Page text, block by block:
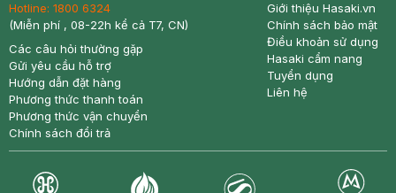
Hotline: 1800 6324
(Miễn phí , 08-22h kể cả T7, CN)
Các câu hỏi thường gặp
Gửi yêu cầu hỗ trợ
Hướng dẫn đặt hàng
Phương thức thanh toán
Phương thức vận chuyển
Chính sách đổi trả
Giới thiệu Hasaki.vn
Chính sách bảo mật
Điều khoản sử dụng
Hasaki cẩm nang
Tuyển dụng
Liên hệ